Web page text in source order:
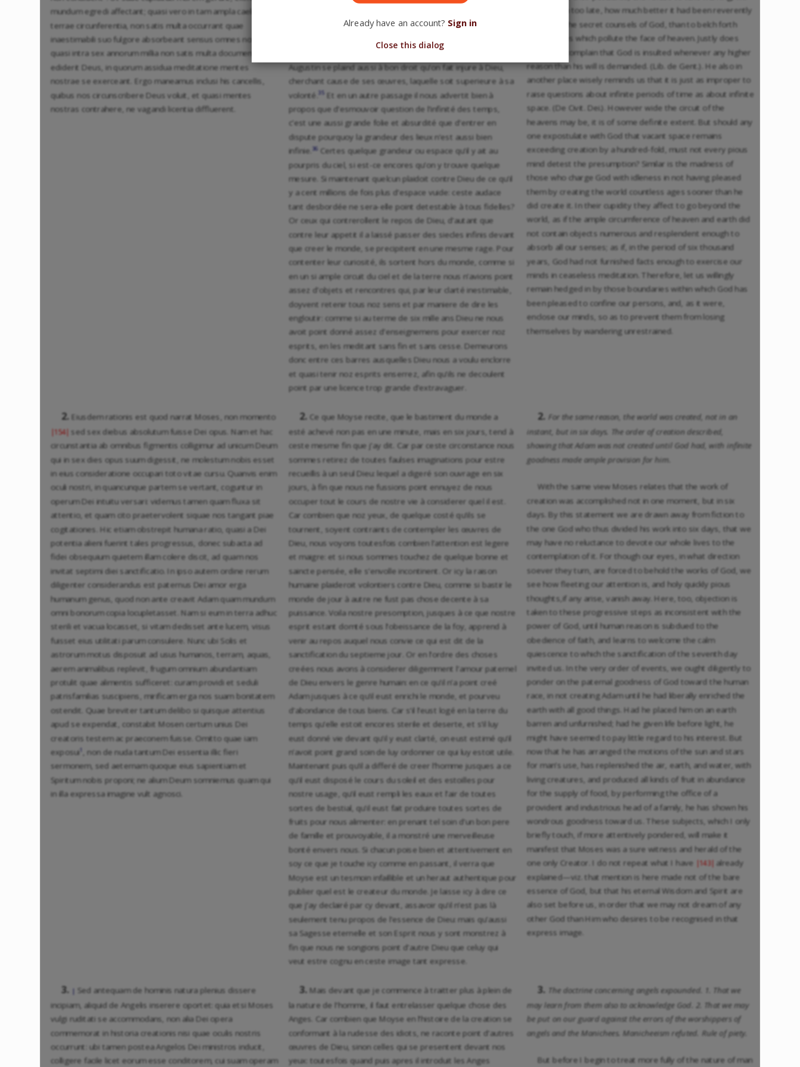
Already have an account? Sign in
Close this dialog
mundum egredi affectant; quasi vero in tam ampla caeli et
terrae circunferentia, non satis multa occurrant quae
inaestimabili suo fulgore absorbeant sensus omnes nostros:
quasi intra sex annorum millia non satis multa documenta
ediderit Deus, in quorum assidua meditatione mentes
nostrae se exerceant. Ergo maneamus inclusi his cancellis,
quibus nos circunscribere Deus voluit, et quasi mentes
nostras contrahere, ne vagandi licentia diffluerent.
combien il leur eust esté plus utile de contempler de bas en
desgorger leurs blasphemes pour obscurcir le ciel. Sainct
Augustin se plaind aussi à bon droit qu’on fait injure à Dieu,
cherchant cause de ses œuvres, laquelle soit superieure à sa
volonté.
Et en un autre passage il nous advertit bien à
propos que d’esmouvoir question de l’infinité des temps,
c’est une aussi grande folie et absurdité que d’entrer en
dispute pourquoy la grandeur des lieux n’est aussi bien
infinie. 36 Certes quelque grandeur ou espace qu’il y ait au
pourpris du ciel, si est-ce encores qu’on y trouve quelque
mesure. Si maintenant quelcun plaidoit contre Dieu de ce qu’il
y a cent millions de fois plus d’espace vuide: ceste audace
tant desbordée ne sera-elle point detestable à tous fidelles?
Or ceux qui contrerollent le repos de Dieu, d’autant que
contre leur appetit il a laissé passer des siecles infinis devant
que creer le monde, se precipitent en une mesme rage. Pour
contenter leur curiosité, ils sortent hors du monde, comme si
en un si ample circuit du ciel et de la terre nous n’avions point
assez d’objets et rencontres qui, par leur clarté inestimable,
doyvent retenir tous noz sens et par maniere de dire les
engloutir: comme si au terme de six mille ans Dieu ne nous
avoit point donné assez d’enseignemens pour exercer noz
esprits, en les meditant sans fin et sans cesse. Demeurons
donc entre ces barres ausquelles Dieu nous a voulu enclorre
et quasi tenir noz esprits enserrez, afin qu’ils ne decoulent
point par une licence trop grande d’extravaguer.
learn, when too late, how much better it had been reverently
to regard the secret counsels of God, than to belch forth
blasphemies which pollute the face of heaven. Justly does
Augustine complain that God is insulted whenever any higher
reason than his will is demanded. (Lib. de Gent.). He also in
another place wisely reminds us that it is just as improper to
raise questions about infinite periods of time as about infinite
space. (De Civit. Dei.). However wide the circuit of the
heavens may be, it is of some definite extent. But should any
one expostulate with God that vacant space remains
exceeding creation by a hundred-fold, must not every pious
mind detest the presumption? Similar is the madness of
those who charge God with idleness in not having pleased
them by creating the world countless ages sooner than he
did create it. In their cupidity they affect to go beyond the
world, as if the ample circumference of heaven and earth did
not contain objects numerous and resplendent enough to
absorb all our senses; as if, in the period of six thousand
years, God had not furnished facts enough to exercise our
minds in ceaseless meditation. Therefore, let us willingly
remain hedged in by those boundaries within which God has
been pleased to confine our persons, and, as it were,
enclose our minds, so as to prevent them from losing
themselves by wandering unrestrained.
2. Eiusdem rationis est quod narrat Moses, non momento
|154| sed sex diebus absolutum fuisse Dei opus. Nam et hac
circunstantia ab omnibus figmentis colligimur ad unicum Deum
qui in sex dies opus suum digessit, ne molestum nobis esset
in eius consideratione occupari toto vitae cursu. Quanvis enim
oculi nostri, in quancunque partem se vertant, coguntur in
operum Dei intuitu versari: videmus tamen quam fluxa sit
attentio, et quam cito praetervolent siquae nos tangant piae
cogitationes. Hic etiam obstrepit humana ratio, quasi a Dei
potentia alieni fuerint tales progressus, donec subacta ad
fidei obsequium quietem illam colere discit, ad quam nos
invitat septimi diei sanctificatio. In ipso autem ordine rerum
diligenter considerandus est paternus Dei amor erga
humanum genus, quod non ante creavit Adam quam mundum
omni bonorum copia locupletasset. Nam si eum in terra adhuc
sterili et vacua locasset, si vitam dedisset ante lucem, visus
fuisset eius utilitati parum consulere. Nunc ubi Solis et
astrorum motus disposuit ad usus humanos, terram, aquas,
aerem animalibus replevit, frugum omnium abundantiam
protulit quae alimentis sufficeret: curam providi et seduli
patrisfamilias suscipiens, mirificam erga nos suam bonitatem
ostendit. Quae breviter tantum delibo si quisque attentius
apud se expendat, constabit Mosen certum unius Dei
creatoris testem ac praeconem fuisse. Omitto quae iam
exposui 1
, non de nuda tantum Dei essentia illic fieri
sermonem, sed aeternam quoque eius sapientiam et
Spiritum nobis proponi; ne alium Deum somniemus quam qui
in illa expressa imagine vult agnosci.
2. Ce que Moyse recite, que le bastiment du monde a
esté achevé non pas en une minute, mais en six jours, tend à
ceste mesme fin que j’ay dit. Car par ceste circonstance nous
sommes retirez de toutes faulses imaginations pour estre
recueillis à un seul Dieu: lequel a digeré son ouvrage en six
jours, à fin que nous ne fussions point ennuyez de nous
occuper tout le cours de nostre vie à considerer quel il est.
Car combien que noz yeux, de quelque costé qu’ils se
tournent, soyent contraints de contempler les œuvres de
Dieu, nous voyons toutesfois combien l’attention est legere
et maigre: et si nous sommes touchez de quelque bonne et
saincte pensée, elle s’envolle incontinent. Or icy la raison
humaine plaideroit volontiers contre Dieu, comme si bastir le
monde de jour à autre ne fust pas chose decente à sa
puissance. Voila nostre presomption, jusques à ce que nostre
esprit estant domté sous l’obeissance de la foy, apprend à
venir au repos auquel nous convie ce qui est dit de la
sanctification du septieme jour. Or en l’ordre des choses
creées nous avons à considerer diligemment l’amour paternel
de Dieu envers le genre humain: en ce qu’il n’a point creé
Adam jusques à ce qu’il eust enrichi le monde, et pourveu
d’abondance de tous biens. Car s’il l’eust logé en la terre du
temps qu’elle estoit encores sterile et deserte, et s’il luy
eust donné vie devant qu’il y eust clarté, on eust estimé qu’il
n’avoit point grand soin de luy ordonner ce qui luy estoit utile.
Maintenant puis qu’il a differé de creer l’homme jusques a ce
qu’il eust disposé le cours du soleil et des estoilles pour
nostre usage, qu’il eust rempli les eaux et l’air de toutes
sortes de bestial, qu’il eust fait produire toutes sortes de
fruits pour nous alimenter: en prenant tel soin d’un bon pere
de famille et prouvoyable, il a monstré une merveilleuse
bonté envers nous. Si chacun poise bien et attentivement en
soy ce que je touche icy comme en passant, il verra que
Moyse est un tesmoin infaillible et un heraut authentique pour
publier quel est le createur du monde. Je laisse icy à dire ce
que j’ay declairé par cy devant, assavoir qu’il n’est pas là
seulement tenu propos de l’essence de Dieu: mais qu’aussi
sa Sagesse eternelle et son Esprit nous y sont monstrez à
fin que nous ne songions point d’autre Dieu que celuy qui
veut estre cognu en ceste image tant expresse.
2. For the same reason, the world was created, not in an
instant, but in six days. The order of creation described,
showing that Adam was not created until God had, with infinite
goodness made ample provision for him.
With the same view Moses relates that the work of
creation was accomplished not in one moment, but in six
days. By this statement we are drawn away from fiction to
the one God who thus divided his work into six days, that we
may have no reluctance to devote our whole lives to the
contemplation of it. For though our eyes, in what direction
soever they turn, are forced to behold the works of God, we
see how fleeting our attention is, and holy quickly pious
thoughts,if any arise, vanish away. Here, too, objection is
taken to these progressive steps as inconsistent with the
power of God, until human reason is subdued to the
obedience of faith, and learns to welcome the calm
quiescence to which the sanctification of the seventh day
invited us. In the very order of events, we ought diligently to
ponder on the paternal goodness of God toward the human
race, in not creating Adam until he had liberally enriched the
earth with all good things. Had he placed him on an earth
barren and unfurnished; had he given life before light, he
might have seemed to pay little regard to his interest. But
now that he has arranged the motions of the sun and stars
for man’s use, has replenished the air, earth, and water, with
living creatures, and produced all kinds of fruit in abundance
for the supply of food, by performing the office of a
provident and industrious head of a family, he has shown his
wondrous goodness toward us. These subjects, which I only
briefly touch, if more attentively pondered, will make it
manifest that Moses was a sure witness and herald of the
one only Creator. I do not repeat what I have
|143| already
explained—viz. that mention is here made not of the bare
essence of God, but that his eternal Wisdom and Spirit are
also set before us, in order that we may not dream of any
other God than Him who desires to be recognised in that
express image.
3. | Sed antequam de hominis natura plenius dissere
incipiam, aliquid de Angelis inserere oportet: quia etsi Moses
vulgi ruditati se accommodans, non alia Dei opera
commemorat in historia creationis nisi quae oculis nostris
occurrunt: ubi tamen postea Angelos Dei ministros inducit,
colligere facile licet eorum esse conditorem, cui suam operam
3. Mais devant que je commence à traitter plus à plein de
la nature de l’homme, il faut entrelasser quelque chose des
Anges. Car combien que Moyse en l’histoire de la creation se
conformant à la rudesse des idiots, ne raconte point d’autres
œuvres de Dieu, sinon celles qui se presentent devant nos
yeux: toutesfois quand puis apres il introduit les Anges
3. The doctrine concerning angels expounded. 1. That we
may learn from them also to acknowledge God. 2. That we may
be put on our guard against the errors of the worshippers of
angels and the Manichees. Manicheeism refuted. Rule of piety.
But before I begin to treat more fully of the nature of man